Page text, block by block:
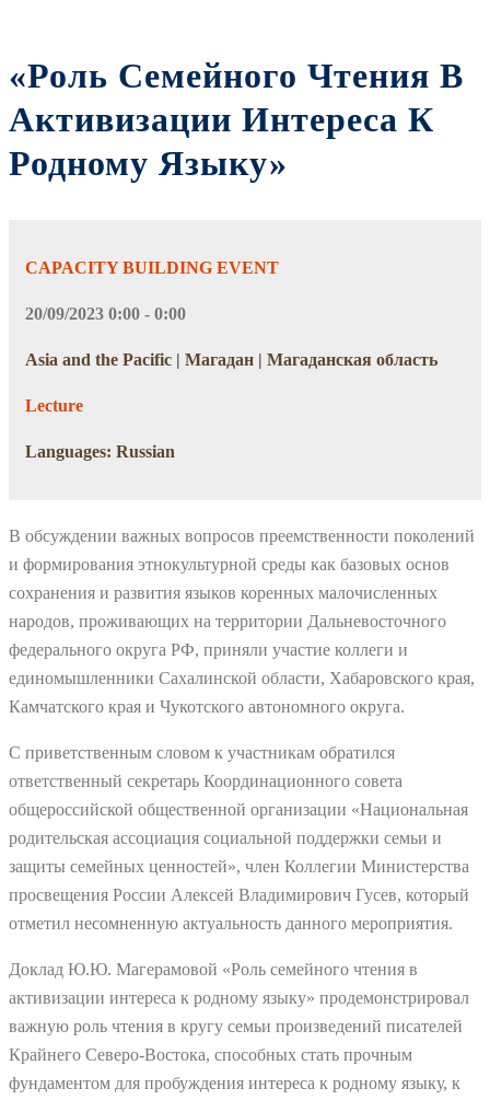
«Роль Семейного Чтения В
Активизации Интереса К
Родному Языку»
CAPACITY BUILDING EVENT
20/09/2023 0:00 - 0:00
Asia and the Pacific | Магадан | Магаданская область
Lecture
Languages: Russian
В обсуждении важных вопросов преемственности поколений
и формирования этнокультурной среды как базовых основ
сохранения и развития языков коренных малочисленных
народов, проживающих на территории Дальневосточного
федерального округа РФ, приняли участие коллеги и
единомышленники Сахалинской области, Хабаровского края,
Камчатского края и Чукотского автономного округа.
С приветственным словом к участникам обратился
ответственный секретарь Координационного совета
общероссийской общественной организации «Национальная
родительская ассоциация социальной поддержки семьи и
защиты семейных ценностей», член Коллегии Министерства
просвещения России Алексей Владимирович Гусев, который
отметил несомненную актуальность данного мероприятия.
Доклад Ю.Ю. Магерамовой «Роль семейного чтения в
активизации интереса к родному языку» продемонстрировал
важную роль чтения в кругу семьи произведений писателей
Крайнего Северо-Востока, способных стать прочным
фундаментом для пробуждения интереса к родному языку, к